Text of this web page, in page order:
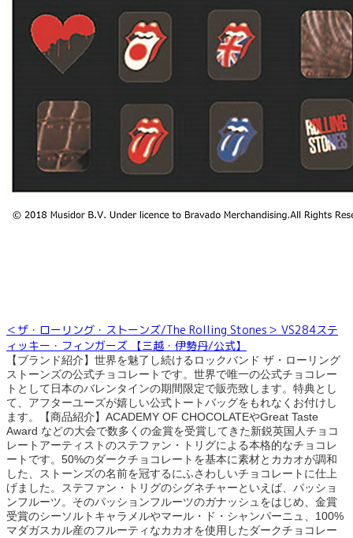
＜ザ・ローリング・ストーンズ/The Rolling Stones＞ VS284ステ
ィッキー・フィンガーズ 【三越・伊勢丹/公式】
【ブランド紹介】世界を魅了し続けるロックバンド ザ・ローリング
ストーンズの公式チョコレートです。世界で唯一の公式チョコレー
トとして日本のバレンタインの期間限定で販売致します。特典とし
て、アフターユーズが嬉しい公式トートバッグをもれなくお付けし
ます。【商品紹介】ACADEMY OF CHOCOLATEやGreat Taste
Award などの大会で数多くの金賞を受賞してきた新鋭英国人チョコ
レートアーティストのステファン・トリグによる本格的なチョコレ
ートです。50%のダークチョコレートを基本に素材とカカオが調和
した、ストーンズの名前を冠するにふさわしいチョコレートに仕上
げました。ステファン・トリグのシグネチャーといえば、パッショ
ンフルーツ。そのパッションフルーツのガナッシュをはじめ、金賞
受賞のシーソルトキャラメルやマール・ド・シャンパーニュ、100%
マダガスカル産のフルーティなカカオを使用したダークチョコレー